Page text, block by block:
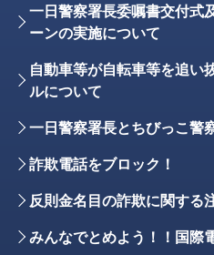
一日警察署長委嘱書交付式
ーンの実施について
自動車等が自転車等を追い
ルについて
一日警察署長とちびっこ警
詐欺電話をブロック！
反則金名目の詐欺に関する
みんなでとめよう！！国際